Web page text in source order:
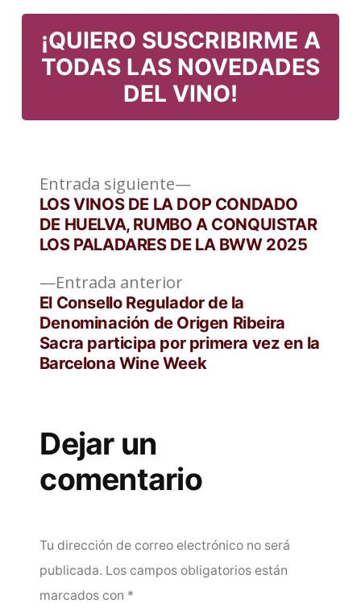
en
¡QUIERO SUSCRIBIRME A
TODAS LAS NOVEDADES
DEL VINO!
Navegación
de
entradas
Entrada anteriorEntrada
anterior:
El Consello Regulador de la
Denominación de Origen Ribeira
Sacra participa por primera vez en la
Barcelona Wine Week
Entrada siguiente
Entrada
siguiente:
LOS VINOS DE LA DOP CONDADO
DE HUELVA, RUMBO A CONQUISTAR
LOS PALADARES DE LA BWW 2025
Dejar un
comentario
Tu dirección de correo electrónico no será
publicada. Los campos obligatorios están
marcados con *